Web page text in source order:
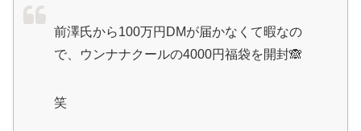
前澤氏から100万円DMが届かなくて暇なの
で、ウンナナクールの4000円福袋を開封🙈
笑